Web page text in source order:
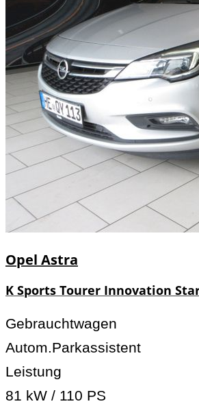
Opel Astra
K Sports Tourer Innovation
Gebrauchtwagen
Autom.Parkassistent
Leistung
81 kW / 110 PS